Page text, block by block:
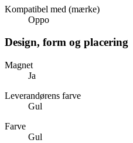
Kompatibel med (mærke)
Oppo
Design, form og placering
Magnet
Ja
Leverandørens farve
Gul
Farve
Gul